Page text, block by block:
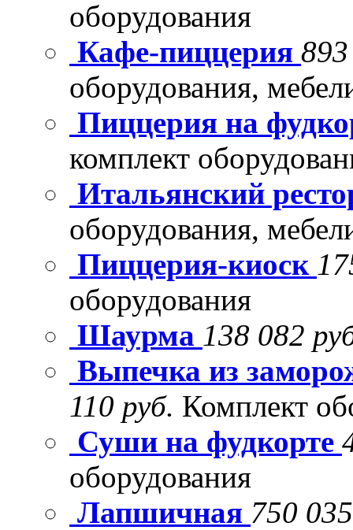
оборудования
Кафе-пиццерия
оборудования,
Пиццерия на
комплект
Итальянский
оборудования,
Пиццерия-киоск
оборудования
Шаурма 138 082
Выпечка из
110 руб. Комплект
Суши на фудкорте
оборудования
Лапшичная 750